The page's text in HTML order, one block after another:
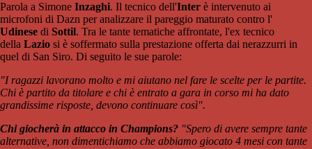
Parola a Simone Inzaghi. Il tecnico dell'Inter è intervenuto ai
microfoni di Dazn per analizzare il pareggio maturato contro l'
Udinese di Sottil. Tra le tante tematiche affrontate, l'ex tecnico
della Lazio si è soffermato sulla prestazione offerta dai nerazzurri in
quel di San Siro. Di seguito le sue parole:
"I ragazzi lavorano molto e mi aiutano nel fare le scelte per le partite.
Chi è partito da titolare e chi è entrato a gara in corso mi ha dato
grandissime risposte, devono continuare così".
Chi giocherà in attacco in Champions? "Spero di avere sempre tante
alternative, non dimentichiamo che abbiamo giocato 4 mesi con tante